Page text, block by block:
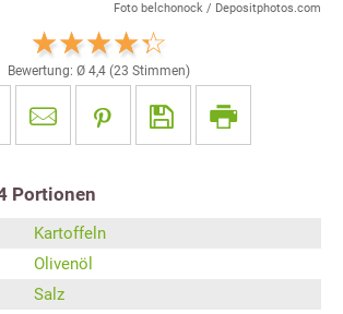
Foto belchonock / Depositphotos.com
Bewertung: Ø 4,4(23 Stimmen)
Portionen
Kartoffeln
Olivenöl
Salz